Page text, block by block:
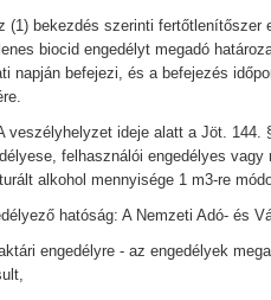
(1) bekezdés szerinti fertőtlenítőszer
biocid engedélyt megadó
napján befejezi, és a befejezés
veszélyhelyzet ideje alatt a Jöt. 144.
felhasználói engedélyes
alkohol mennyisége 1 m3-re
hatóság: A Nemzeti Adó- és
engedélyre - az engedélyek